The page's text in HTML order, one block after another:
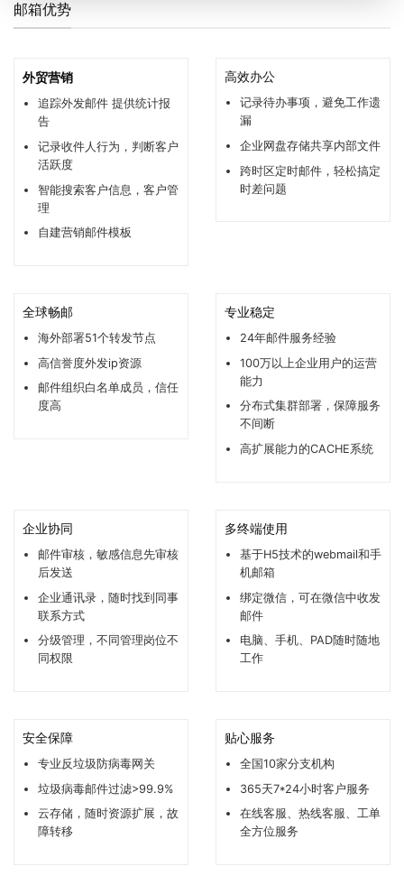
邮箱优势
外贸营销
追踪外发邮件 提供统计报
告
记录收件人行为，判断客户
活跃度
智能搜索客户信息，客户管
理
自建营销邮件模板
高效办公
记录待办事项，避免工作遗
漏
企业网盘存储共享内部文件
跨时区定时邮件，轻松搞定
时差问题
全球畅邮
海外部署51个转发节点
高信誉度外发ip资源
邮件组织白名单成员，信任
度高
专业稳定
24年邮件服务经验
100万以上企业用户的运营
能力
分布式集群部署，保障服务
不间断
高扩展能力的CACHE系统
企业协同
邮件审核，敏感信息先审核
后发送
企业通讯录，随时找到同事
联系方式
分级管理，不同管理岗位不
同权限
多终端使用
基于H5技术的webmail和手
机邮箱
绑定微信，可在微信中收发
邮件
电脑、手机、PAD随时随地
工作
安全保障
专业反垃圾防病毒网关
垃圾病毒邮件过滤>99.9%
云存储，随时资源扩展，故
障转移
贴心服务
全国10家分支机构
365天7*24小时客户服务
在线客服、热线客服、工单
全方位服务